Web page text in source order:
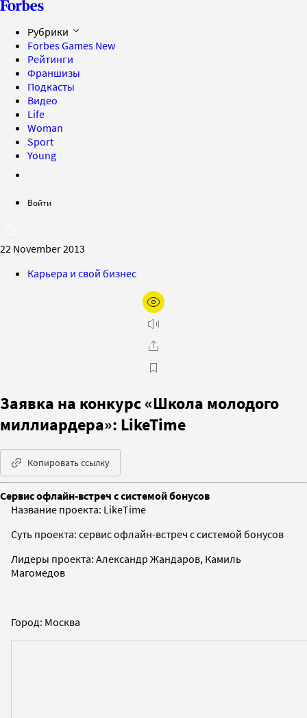
Рубрики
Forbes Games New
Рейтинги
Франшизы
Подкасты
Видео
Life
Woman
Sport
Young
Войти
22 November 2013
Карьера и свой бизнес
Заявка на конкурс «Школа молодого
миллиардера»: LikeTime
Копировать ссылку
Сервис офлайн-встреч с системой бонусов
Название проекта: LikeTime
Суть проекта: сервис офлайн-встреч с системой бонусов
Лидеры проекта: Александр Жандаров, Камиль
Магомедов
Город: Москва